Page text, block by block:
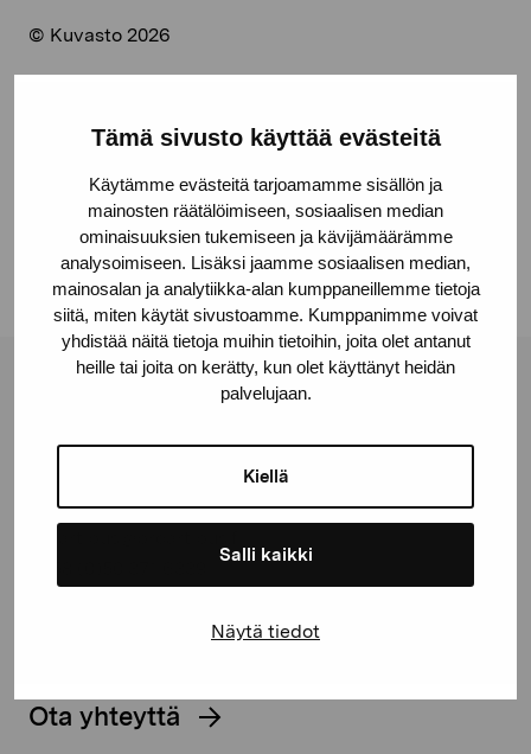
Tämä sivusto käyttää evästeitä
Käytämme evästeitä tarjoamamme sisällön ja
mainosten räätälöimiseen, sosiaalisen median
ominaisuuksien tukemiseen ja kävijämäärämme
analysoimiseen. Lisäksi jaamme sosiaalisen median,
mainosalan ja analytiikka-alan kumppaneillemme tietoja
siitä, miten käytät sivustoamme. Kumppanimme voivat
yhdistää näitä tietoja muihin tietoihin, joita olet antanut
heille tai joita on kerätty, kun olet käyttänyt heidän
palvelujaan.
Kiellä
Salli kaikki
Näytä tiedot
© Kuvasto 2026
Facebook
Linkedin
Pro Artibus -säätiö
10600 Tammisaari
Ota yhteyttä